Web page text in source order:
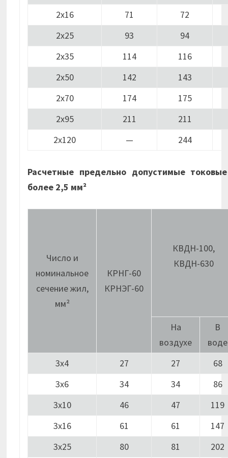
2х16
71
72
2х25
93
94
2х35
114
116
2х50
142
143
2х70
174
175
2х95
211
211
2х120
— 244
Расчетные предельно допустимые
более 2,5 мм²
Число и
номинальное
сечение жил,
мм²
КРНГ-60
КРНЭГ-60
КВДН-100,
КВДН-630
На
воздухе
В
воде
3х4
27 27
68
3х6
34 34
86
3х10
46 47
119
3х16
61 61
147
3х25
80 81
202